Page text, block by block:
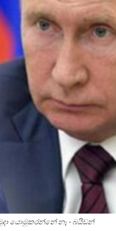
යොමුකරන්නේ නෑ - බයිඩන්